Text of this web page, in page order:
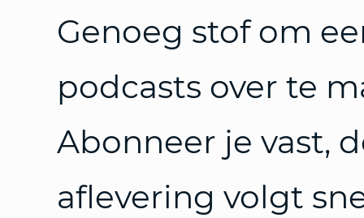
Genoeg stof om
podcasts over te
Abonneer je vast,
aflevering volgt